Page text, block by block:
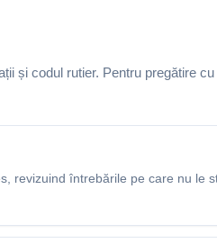
și codul rutier. Pentru pregătire
revizuind întrebările pe care nu le